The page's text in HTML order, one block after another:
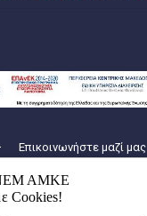
Επικοινωνήστε μαζί μας
ΚΕΠΑ – ΑΝΕΜ ΑΜΚΕ
Οικισμός Λήδα-Μαρία
ΑΜΚΕ
Cookies!